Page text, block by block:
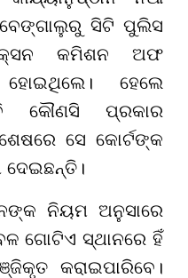
ସିଟି ପୁଲିସ
କମିଶନ ଅଫ
ହେଲେ
କୌଣସି ପ୍ରକାର
ସେ କୋର୍ଟଙ୍କ
ଦେଇଛନ୍ତି।
ନିୟମ ଅନୁସାରେ
ଗୋଟିଏ ସ୍ଥାନରେ ହିଁ
କରାଇପାରିବେ।